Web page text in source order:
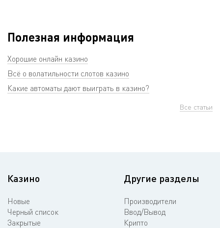
Полезная информация
Хорошие онлайн казино
Всё о волатильности слотов казино
Какие автоматы дают выиграть в казино?
Все статьи
Казино
Новые
Черный список
Закрытые
Другие разделы
Производители
Ввод/Вывод
Крипто